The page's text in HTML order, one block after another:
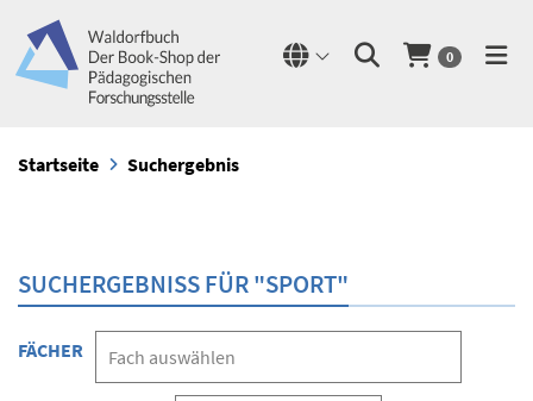
0
Startseite Suchergebnis
SUCHERGEBNISS FÜR "SPORT"
FÄCHER